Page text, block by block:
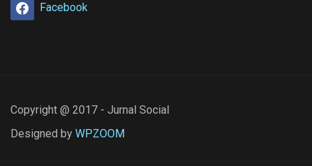
Facebook
Copyright @ 2017 - Jurnal Social
Designed by WPZOOM